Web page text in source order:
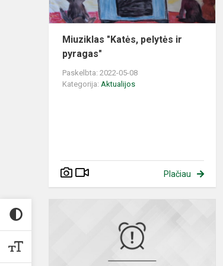
Miuziklas "Katės, pelytės ir
pyragas"
Paskelbta: 2022-05-08
Kategorija: Aktualijos
Plačiau